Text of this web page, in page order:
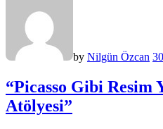
by Nilgün Özcan
“Picasso Gibi Resim
Atölyesi”